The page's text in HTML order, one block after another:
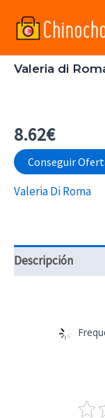
Valeria di
8.62€
Conseguir
Valeria Di Roma
Descripción